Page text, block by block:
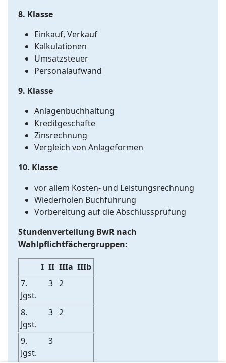
8. Klasse
Einkauf, Verkauf
Kalkulationen
Umsatzsteuer
Personalaufwand
9. Klasse
Anlagenbuchhaltung
Kreditgeschäfte
Zinsrechnung
Vergleich von Anlageformen
10. Klasse
vor allem Kosten- und Leistungsrechnung
Wiederholen Buchführung
Vorbereitung auf die Abschlussprüfung
Stundenverteilung BwR nach
Wahlpflichtfächergruppen:
I II IIIa IIIb
7.
Jgst.
3 2
8.
Jgst.
3 2
9.
Jgst.
3